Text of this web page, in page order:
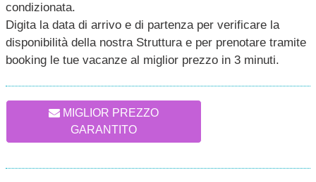
condizionata.
Digita la data di arrivo e di partenza per verificare la
disponibilità della nostra Struttura e per prenotare tramite
booking le tue vacanze al miglior prezzo in 3 minuti.
MIGLIOR PREZZO
GARANTITO